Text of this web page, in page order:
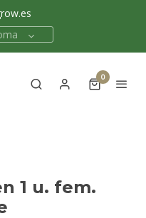
0
1 u. fem.